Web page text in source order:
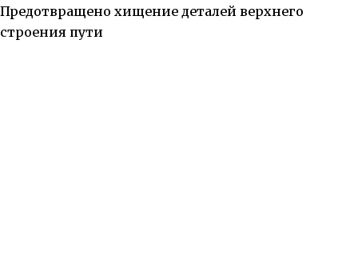
Предотвращено хищение деталей верхнего
строения пути